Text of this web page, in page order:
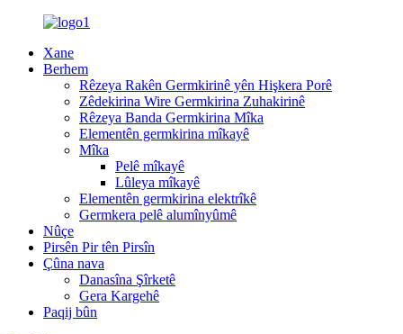
Xane
Berhem
Rêzeya Rakên Germkirinê yên Hişkera Porê
Zêdekirina Wire Germkirina Zuhakirinê
Rêzeya Banda Germkirina Mîka
Elementên germkirina mîkayê
Mîka
Pelê mîkayê
Lûleya mîkayê
Elementên germkirina elektrîkê
Germkera pelê alumînyûmê
Nûçe
Pirsên Pir tên Pirsîn
Çûna nava
Danasîna Şîrketê
Gera Kargehê
Paqij bûn